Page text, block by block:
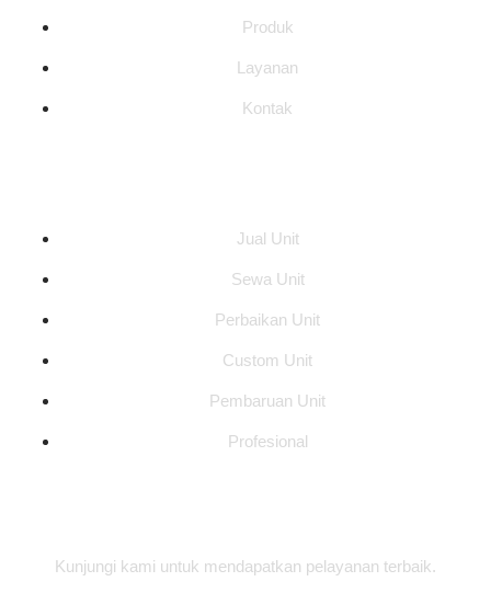
Produk
Layanan
Kontak
Jual Unit
Sewa Unit
Perbaikan Unit
Custom Unit
Pembaruan Unit
Profesional
Kunjungi kami untuk mendapatkan pelayanan terbaik.